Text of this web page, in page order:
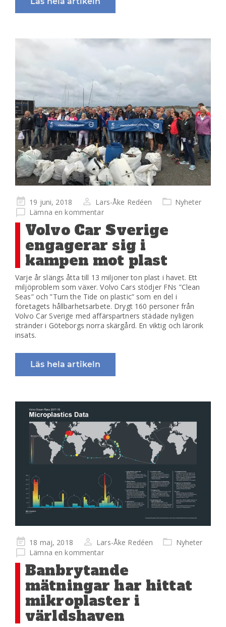
Publicerad
på
19 juni, 2018 Lars-Åke Redéen
Nyheter
Lämna en kommentar
Volvo Car Sverige
engagerar sig i
kampen mot plast
Varje år slängs åtta till 13 miljoner ton plast i havet. Ett
miljöproblem som växer. Volvo Cars stödjer FNs ”Clean
Seas” och ”Turn the Tide on plastic” som en del i
företagets hållbarhetsarbete. Drygt 160 personer från
Volvo Car Sverige med affärspartners städade nyligen
stränder i Göteborgs norra skärgård. En viktig och lärorik
insats.
Läs hela artikeln
Publicerad
på
18 maj, 2018 Lars-Åke Redéen
Nyheter
Lämna en kommentar
Banbrytande
mätningar har hittat
mikroplaster i
världshaven